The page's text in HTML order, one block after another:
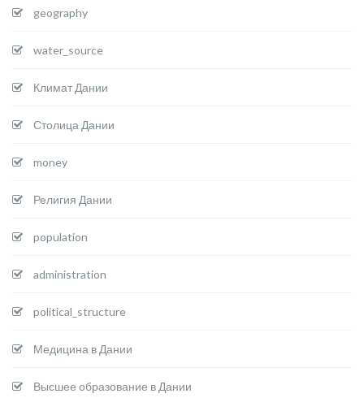
geography
water_source
Климат Дании
Столица Дании
money
Религия Дании
population
administration
political_structure
Медицина в Дании
Высшее образование в Дании